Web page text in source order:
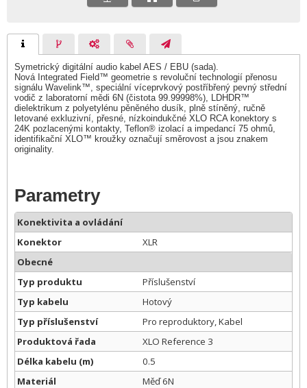
Symetrický digitální audio kabel AES / EBU (sada).
Nová Integrated Field™ geometrie s revoluční technologií přenosu
signálu Wavelink™, speciální víceprvkový postříbřený pevný střední
vodič z laboratorní mědi 6N (čistota 99.99998%), LDHDR™
dielektrikum z polyetylénu pěněného dusík, plně stíněný, ručně
letované exkluzivní, přesné, nízkoindukčné XLO RCA konektory s
24K pozlacenými kontakty, Teflon® izolací a impedancí 75 ohmů,
identifikační XLO™ kroužky označují směrovost a jsou znakem
originality.
Parametry
Konektivita a ovládání
Konektor
XLR
Obecné
Typ produktu
Příslušenství
Typ kabelu
Hotový
Typ příslušenství
Pro reproduktory, Kabel
Produktová řada
XLO Reference 3
Délka kabelu (m)
0.5
Materiál
Měď 6N